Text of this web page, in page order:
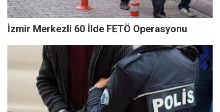
İzmir Merkezli 60 İlde FETÖ Operasyonu